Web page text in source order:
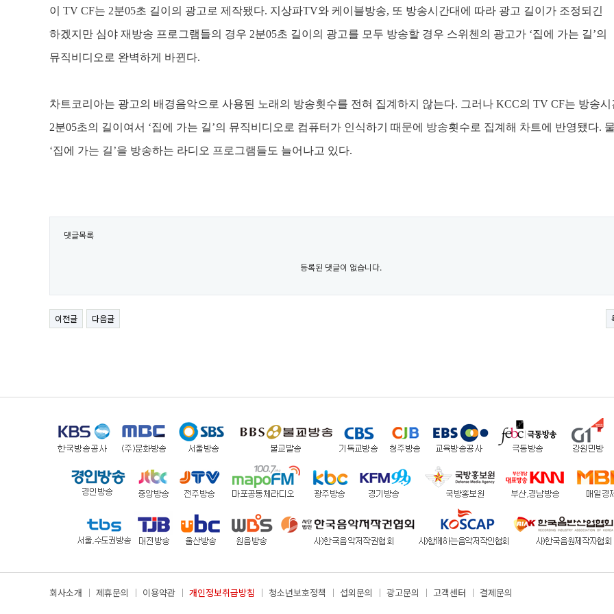
이 TV CF는 2분05초 길이의 광고로 제작됐다. 지상파TV와 케이블방송, 또 방송시간대에 따라 광고 길이가 조정되긴
하겠지만 심야 재방송 프로그램들의 경우 2분05초 길이의 광고를 모두 방송할 경우 스위첸의 광고가 ‘집에 가는 길’의
뮤직비디오로 완벽하게 바뀐다.
차트코리아는 광고의 배경음악으로 사용된 노래의 방송횟수를 전혀 집계하지 않는다. 그러나 KCC의 TV CF는 방송시
2분05초의 길이여서 ‘집에 가는 길’의 뮤직비디오로 컴퓨터가 인식하기 때문에 방송횟수로 집계해 차트에 반영됐다.
‘집에 가는 길’을 방송하는 라디오 프로그램들도 늘어나고 있다.
댓글목록
등록된 댓글이 없습니다.
이전글 다음글
회사소개 제휴문의 이용약관 개인정보취급방침 청소년보호정책 섭외문의 광고문의 고객센터 결제문의